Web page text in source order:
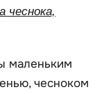
чеснока,
маленьким
чесноком